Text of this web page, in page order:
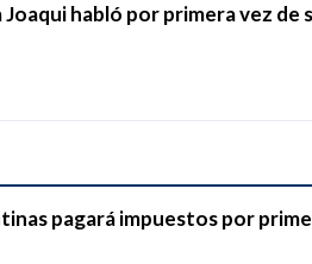
habló por primera vez de
pagará impuestos por